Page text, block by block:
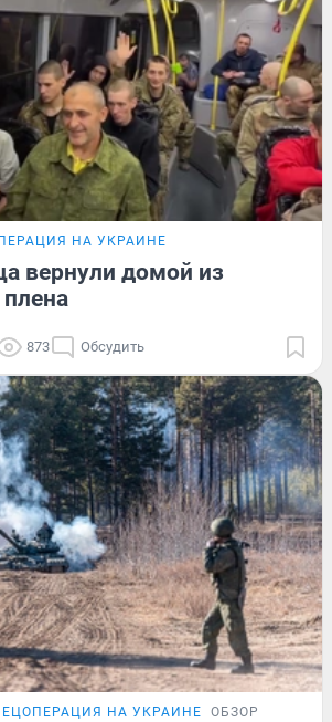
НА УКРАИНЕ
вернули домой из
873 Обсудить
НА УКРАИНЕ ОБЗОР